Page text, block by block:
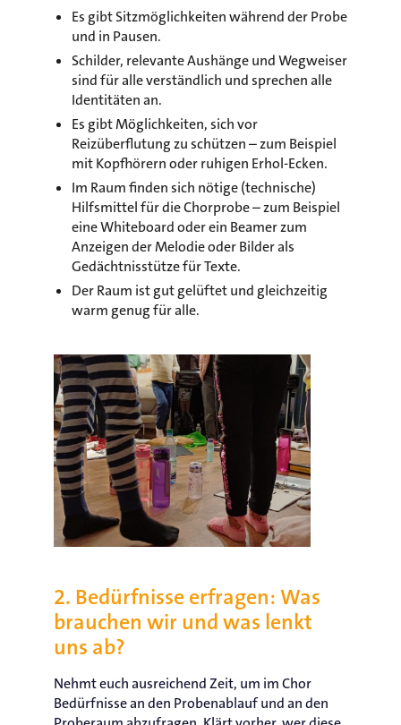
Es gibt Sitzmöglichkeiten während der Probe
und in Pausen.
Schilder, relevante Aushänge und Wegweiser
sind für alle verständlich und sprechen alle
Identitäten an.
Es gibt Möglichkeiten, sich vor
Reizüberflutung zu schützen – zum Beispiel
mit Kopfhörern oder ruhigen Erhol-Ecken.
Im Raum finden sich nötige (technische)
Hilfsmittel für die Chorprobe – zum Beispiel
eine Whiteboard oder ein Beamer zum
Anzeigen der Melodie oder Bilder als
Gedächtnisstütze für Texte.
Der Raum ist gut gelüftet und gleichzeitig
warm genug für alle.
2. Bedürfnisse erfragen: Was
brauchen wir und was lenkt
uns ab?
Nehmt euch ausreichend Zeit, um im Chor
Bedürfnisse an den Probenablauf und an den